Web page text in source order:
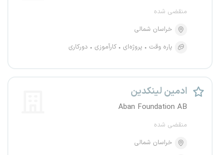
منقضی شده
خراسان شمالی
پاره وقت
پروژه‌ای کارآموزی دورکاری
ادمین لینکدین
Aban Foundation AB
منقضی شده
خراسان شمالی